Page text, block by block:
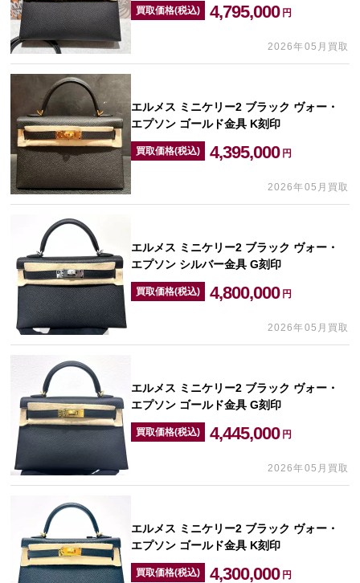
買取価格(税込) 4,795,000 円
2026年05月買取
エルメス ミニケリー2 ブラック ヴォー・
エプソン ゴールド金具 K刻印
買取価格(税込) 4,395,000 円
2026年05月買取
エルメス ミニケリー2 ブラック ヴォー・
エプソン シルバー金具 G刻印
買取価格(税込) 4,800,000 円
2026年05月買取
エルメス ミニケリー2 ブラック ヴォー・
エプソン ゴールド金具 G刻印
買取価格(税込) 4,445,000 円
2026年05月買取
エルメス ミニケリー2 ブラック ヴォー・
エプソン ゴールド金具 K刻印
買取価格(税込) 4,300,000 円